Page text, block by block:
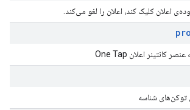
اعلان کلیک کند، اعلان را لغو می‌کند.
شناسه